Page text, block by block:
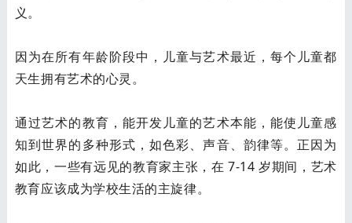
义。
因为在所有年龄阶段中，儿童与艺术最近，每个儿童都
天生拥有艺术的心灵。
通过艺术的教育，能开发儿童的艺术本能，能使儿童感
知到世界的多种形式，如色彩、声音、韵律等。正因为
如此，一些有远见的教育家主张，在 7-14 岁期间，艺术
教育应该成为学校生活的主旋律。